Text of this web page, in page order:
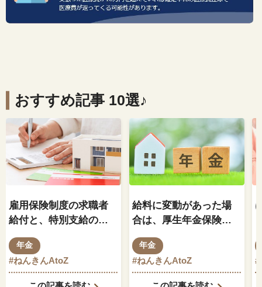
おすすめ記事 10選♪
雇用保険制度の求職者
給付と、特別支給の老
齢厚生年金の関係はど
のようになっているの
でしょうか？
年金
#ねんきんAtoZ
給料に変動があった場
合は、厚生年金保険料
もそれに伴って変動し
ますか？
年金
#ねんきんAtoZ #